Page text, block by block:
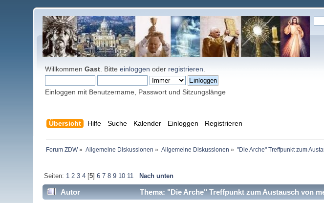
WillkommenGast . Bitteeinloggen oder registrieren
Einloggen mit Benutzername, Passwort und Sitzungslänge
Übersicht Hilfe Suche Kalender Einloggen Registrieren
Forum ZDW» Allgemeine Diskussionen » Allgemeine Diskussionen » "Die Arche" Treffpunkt zum
Seiten: 1 2 3 4[5] 6 7 8 9 10 11 Nach unten
Autor Thema: "Die Arche" Treffpunkt zum Austausch von